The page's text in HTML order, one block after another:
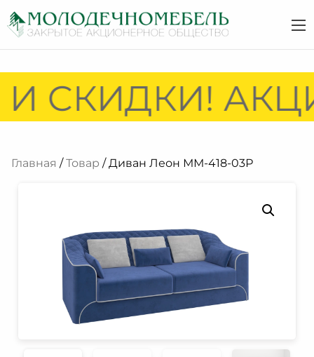
СКИДКИ!
Главная /Товар / Диван Леон ММ-418-03Р